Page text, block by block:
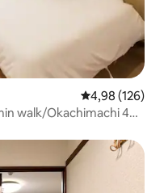
Միջին
4,98 (126)
walk/Okachimachi 4
անգլերեն,